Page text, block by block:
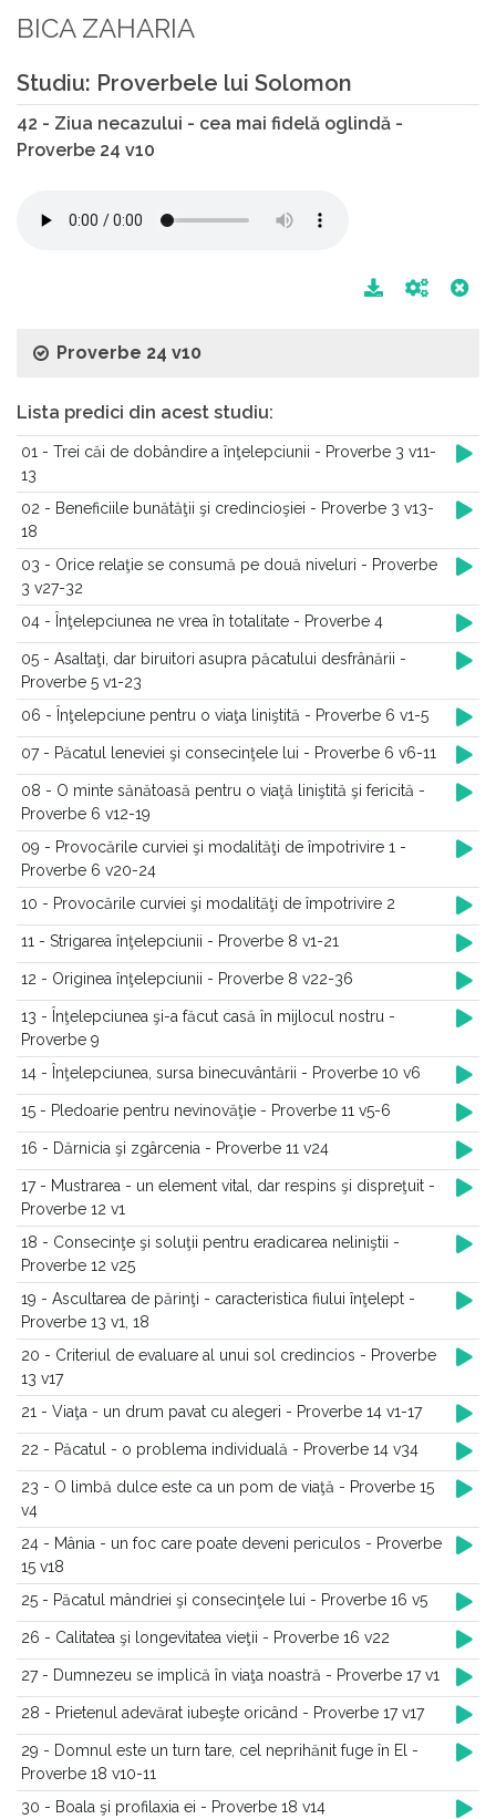
BICA ZAHARIA
Studiu: Proverbele lui Solomon
42 - Ziua necazului - cea mai fidelă oglindă -
Proverbe 24 v10
Proverbe 24 v10
Lista predici din acest studiu:
01 - Trei căi de dobândire a înţelepciunii - Proverbe 3 v11-
13
02 - Beneficiile bunătăţii şi credincioşiei - Proverbe 3 v13-
18
03 - Orice relaţie se consumă pe două niveluri - Proverbe
3 v27-32
04 - Înţelepciunea ne vrea în totalitate - Proverbe 4
05 - Asaltaţi, dar biruitori asupra păcatului desfrânării -
Proverbe 5 v1-23
06 - Înţelepciune pentru o viaţa liniştită - Proverbe 6 v1-5
07 - Păcatul leneviei şi consecinţele lui - Proverbe 6 v6-11
08 - O minte sănătoasă pentru o viaţă liniştită şi fericită -
Proverbe 6 v12-19
09 - Provocările curviei şi modalităţi de împotrivire 1 -
Proverbe 6 v20-24
10 - Provocările curviei şi modalităţi de împotrivire 2
11 - Strigarea înţelepciunii - Proverbe 8 v1-21
12 - Originea înţelepciunii - Proverbe 8 v22-36
13 - Înţelepciunea şi-a făcut casă în mijlocul nostru -
Proverbe 9
14 - Înţelepciunea, sursa binecuvântării - Proverbe 10 v6
15 - Pledoarie pentru nevinovăţie - Proverbe 11 v5-6
16 - Dărnicia şi zgârcenia - Proverbe 11 v24
17 - Mustrarea - un element vital, dar respins şi dispreţuit -
Proverbe 12 v1
18 - Consecinţe şi soluţii pentru eradicarea neliniştii -
Proverbe 12 v25
19 - Ascultarea de părinţi - caracteristica fiului înţelept -
Proverbe 13 v1, 18
20 - Criteriul de evaluare al unui sol credincios - Proverbe
13 v17
21 - Viaţa - un drum pavat cu alegeri - Proverbe 14 v1-17
22 - Păcatul - o problema individuală - Proverbe 14 v34
23 - O limbă dulce este ca un pom de viaţă - Proverbe 15
v4
24 - Mânia - un foc care poate deveni periculos - Proverbe
15 v18
25 - Păcatul mândriei şi consecinţele lui - Proverbe 16 v5
26 - Calitatea şi longevitatea vieţii - Proverbe 16 v22
27 - Dumnezeu se implică în viaţa noastră - Proverbe 17 v1
28 - Prietenul adevărat iubeşte oricând - Proverbe 17 v17
29 - Domnul este un turn tare, cel neprihănit fuge în El -
Proverbe 18 v10-11
30 - Boala şi profilaxia ei - Proverbe 18 v14